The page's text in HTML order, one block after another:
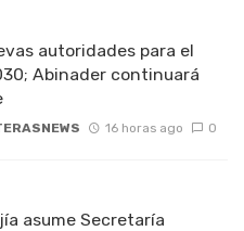
autoridades para el
Abinader continuará
16 horas ago 0
asume Secretaría